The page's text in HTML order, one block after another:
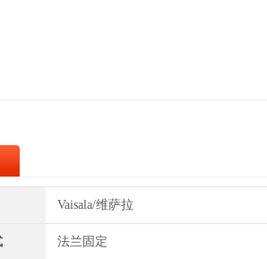
Vaisala/维萨拉
法兰固定